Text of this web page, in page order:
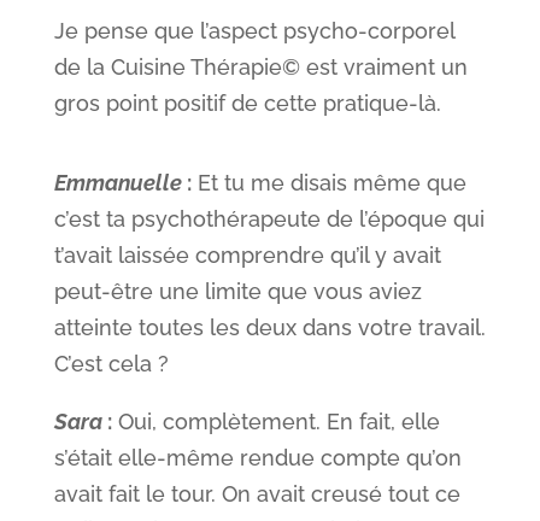
Je pense que l’aspect psycho-corporel
de la Cuisine Thérapie© est vraiment un
gros point positif de cette pratique-là.
Emmanuelle:Et tu me disais même que
c’est ta psychothérapeute de l’époque qui
t’avait laissée comprendre qu’il y avait
peut-être une limite que vous aviez
atteinte toutes les deux dans votre travail.
C’est cela ?
Sara :Oui, complètement. En fait, elle
s’était elle-même rendue compte qu’on
avait fait le tour. On avait creusé tout ce